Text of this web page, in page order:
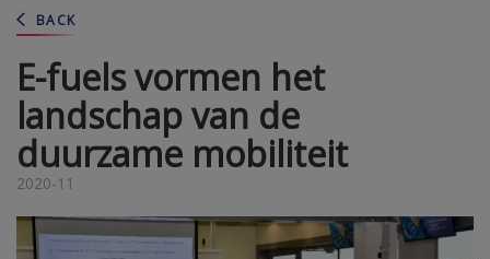
inhoud
gaan
BACK
E-fuels vormen het
landschap van de
duurzame mobiliteit
2020-11